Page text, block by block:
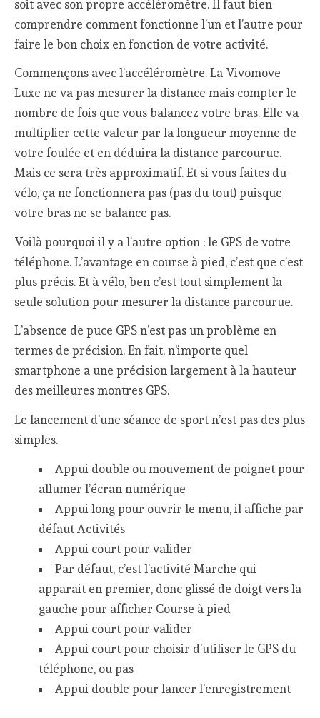
soit avec son propre accéléromètre. Il faut bien
comprendre comment fonctionne l’un et l’autre pour
faire le bon choix en fonction de votre activité.
Commençons avec l’accéléromètre. La Vivomove
Luxe ne va pas mesurer la distance mais compter le
nombre de fois que vous balancez votre bras. Elle va
multiplier cette valeur par la longueur moyenne de
votre foulée et en déduira la distance parcourue.
Mais ce sera très approximatif. Et si vous faites du
vélo, ça ne fonctionnera pas (pas du tout) puisque
votre bras ne se balance pas.
Voilà pourquoi il y a l’autre option : le GPS de votre
téléphone. L’avantage en course à pied, c’est que c’est
plus précis. Et à vélo, ben c’est tout simplement la
seule solution pour mesurer la distance parcourue.
L’absence de puce GPS n’est pas un problème en
termes de précision. En fait, n’importe quel
smartphone a une précision largement à la hauteur
des meilleures montres GPS.
Le lancement d’une séance de sport n’est pas des plus
simples.
Appui double ou mouvement de poignet pour
allumer l’écran numérique
Appui long pour ouvrir le menu, il affiche par
défaut Activités
Appui court pour valider
Par défaut, c’est l’activité Marche qui
apparait en premier, donc glissé de doigt vers la
gauche pour afficher Course à pied
Appui court pour valider
Appui court pour choisir d’utiliser le GPS du
téléphone, ou pas
Appui double pour lancer l’enregistrement